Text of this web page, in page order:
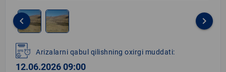
1
of
2
keyboard_arrow_left keyboard_arrow_right
Arizalarni qabul qilishning oxirgi muddati:
12.06.2026 09:00